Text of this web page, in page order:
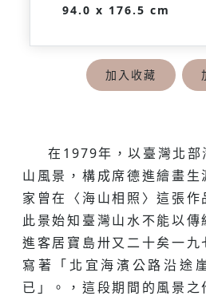
94.0 x 176.5 cm
加入收藏
在1979年，以臺灣北部
山風景，構成席德進繪畫
家曾在〈海山相照〉這張
此景始知臺灣山水不能以
進客居寶島卅又二十矣一九
寫著「北宜海濱公路沿途
已」。，這段期間的風景